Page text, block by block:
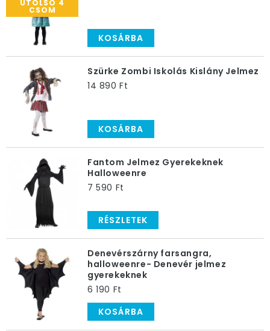
UTOLSÓ 4
CSOM
KOSÁRBA
Szürke Zombi Iskolás Kislány Jelmez
14 890 Ft
KOSÁRBA
Fantom Jelmez Gyerekeknek
Halloweenre
7 590 Ft
RÉSZLETEK
Denevérszárny farsangra,
halloweenre- Denevér jelmez
gyerekeknek
6 190 Ft
KOSÁRBA